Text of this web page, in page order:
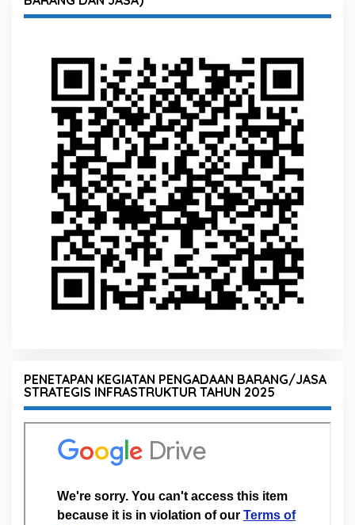
PENETAPAN KEGIATAN PENGADAAN BARANG/JASA
STRATEGIS INFRASTRUKTUR TAHUN 2025